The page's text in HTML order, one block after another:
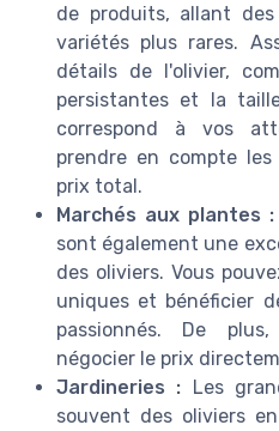
de produits, allant
variétés plus rares.
détails de l'olivier,
persistantes et la
correspond à vos
prendre en compte
prix total.
Marchés aux plantes :
sont également une
des oliviers. Vous
uniques et bénéficier
passionnés. De
négocier le prix
Jardineries : Les
souvent des oliviers